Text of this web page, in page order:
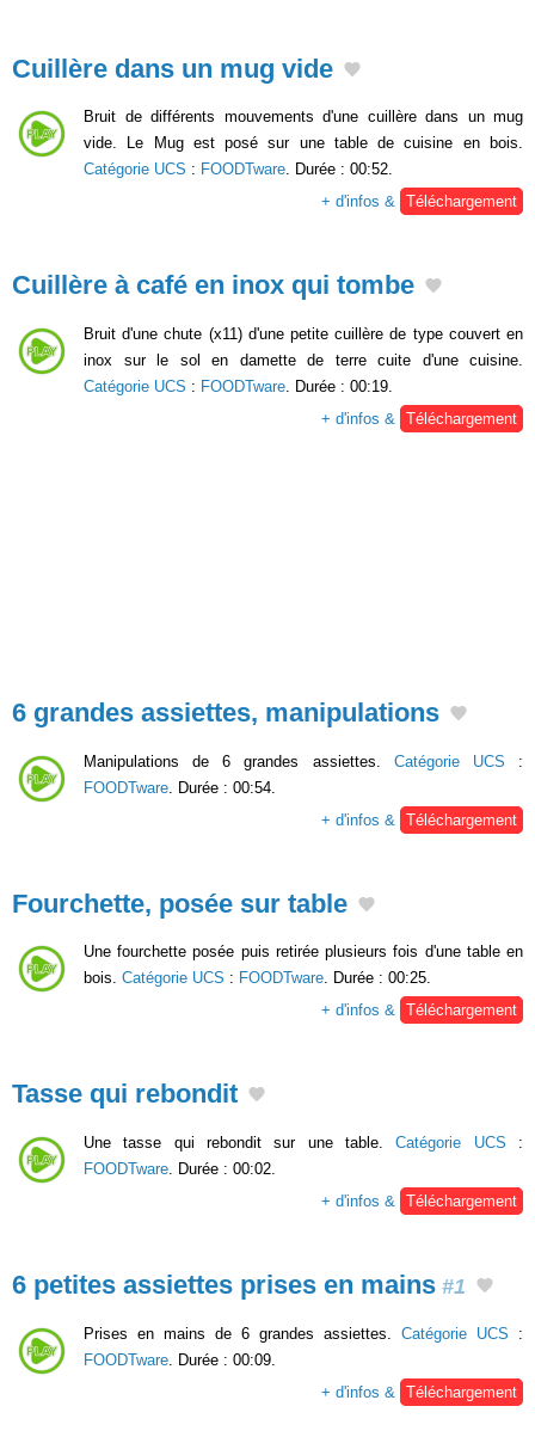
Cuillère dans un mug vide
Bruit de différents mouvements d'une cuillère dans un mug
vide. Le Mug est posé sur une table de cuisine en bois.
Catégorie UCS : FOODTware. Durée : 00:52.
+ d'infos & Téléchargement
Cuillère à café en inox qui tombe
Bruit d'une chute (x11) d'une petite cuillère de type couvert en
inox sur le sol en damette de terre cuite d'une cuisine.
Catégorie UCS : FOODTware. Durée : 00:19.
+ d'infos & Téléchargement
6 grandes assiettes, manipulations
Manipulations de 6 grandes assiettes. Catégorie UCS :
FOODTware . Durée : 00:54.
+ d'infos &
Téléchargement
Fourchette, posée sur table
Une fourchette posée puis retirée plusieurs fois d'une table en
bois. Catégorie UCS : FOODTware. Durée : 00:25.
+ d'infos & Téléchargement
Tasse qui rebondit
Une tasse qui rebondit sur une table.Catégorie UCS :
FOODTware. Durée : 00:02.
+ d'infos & Téléchargement
6 petites assiettes prises en mains #1
Prises en mains de 6 grandes assiettes. Catégorie UCS :
FOODTware . Durée : 00:09.
+ d'infos &
Téléchargement